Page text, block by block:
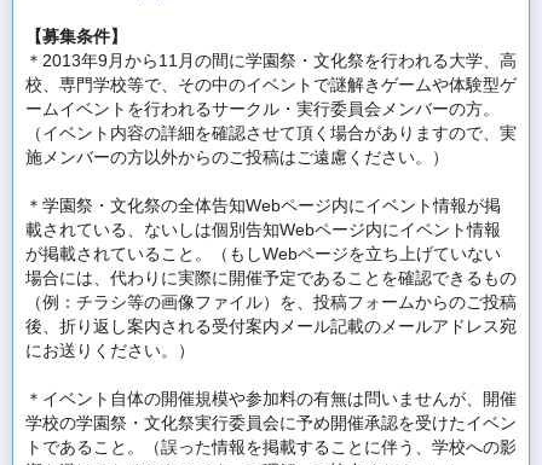
【募集条件】
＊2013年9月から11月の間に学園祭・ 文化祭を行われる大学、高
校、専門学校等で、 その中のイベントで謎解きゲームや体験型ゲ
ームイベントを行われるサークル・実行委員会メンバーの方。
（イベント内容の詳細を確認させて頂く場合がありますので、 実
施メンバーの方以外からのご投稿はご遠慮ください。）
＊学園祭・ 文化祭の全体告知Webページ内にイベント情報が掲
載されている
ないしは個別告知Webページ内にイベント情報
が掲載されている こと。
（もしWebページを立ち上げていない
場合には、 代わりに実際に開催予定であることを確認できるもの
（例： チラシ等の画像ファイル）を、投稿フォームからのご投稿
後、 折り返し案内される受付案内メール記載のメールアドレス宛
にお送 りください。）
＊イベント自体の開催規模や参加料の有無は問いませんが、
開催
学校の学園祭・ 文化祭実行委員会に予め開催承認を受けたイベン
トであること。
（誤った情報を掲載することに伴う、 学校への影